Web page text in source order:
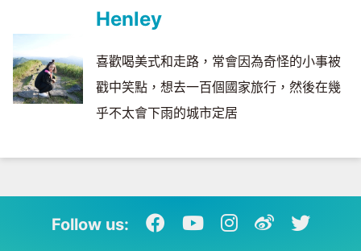
Henley
喜歡喝美式和走路，常會因為奇怪的小事被
戳中笑點，想去一百個國家旅行，然後在幾
乎不太會下雨的城市定居
Follow us: